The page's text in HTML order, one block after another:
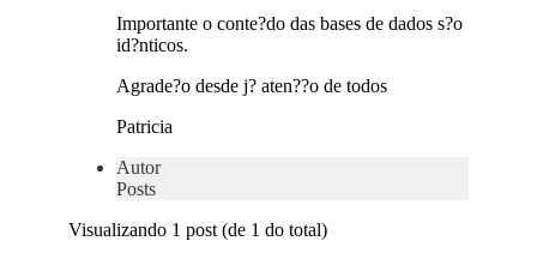
Importante o conte?do das bases de dados s?o
id?nticos.
Agrade?o desde j? aten??o de todos
Patricia
Autor
Posts
Visualizando 1 post (de 1 do total)